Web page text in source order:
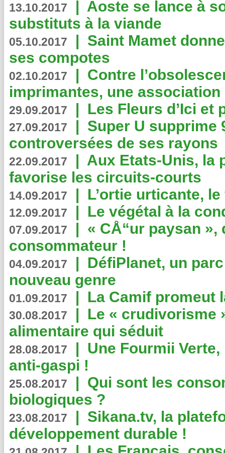
13.10.2017 | Aoste se lance à
substituts à la viande
05.10.2017 | Saint Mamet
ses compotes
02.10.2017 | Contre
imprimantes, une
29.09.2017 | Les Fleurs d’Ici et
27.09.2017 | Super U supprime
controversées de ses rayons
22.09.2017 | Aux Etats-Unis, la
favorise les circuits-courts
14.09.2017 | L’ortie urticante,
12.09.2017 | Le végétal à la
07.09.2017 | « CÅ“ur paysan
consommateur !
04.09.2017 | DéfiPlanet, un
nouveau genre
01.09.2017 | La Camif promeut
30.08.2017 | Le « crudivorisme
alimentaire qui séduit
28.08.2017 | Une Fourmii
anti-gaspi !
25.08.2017 | Qui sont les
biologiques ?
23.08.2017 | Sikana.tv, la
développement durable !